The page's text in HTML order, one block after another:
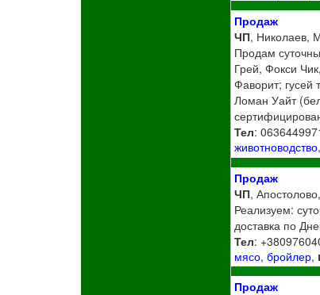
Продаж
ЧП, Николаев,
Продам
Грей, Фокси
Фаворит;
Ломан Уайт
Тел:
животноводство,
Продаж
ЧП,
Реализуем:
доставка по
Тел:
мясо,бройлер,
Продаж